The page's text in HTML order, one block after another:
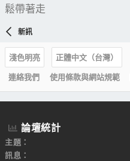
鬆帶著走
新訊
淺色明亮
正體中文（台灣）
連絡我們
使用條款與網站規範
論壇統計
主題
訊息